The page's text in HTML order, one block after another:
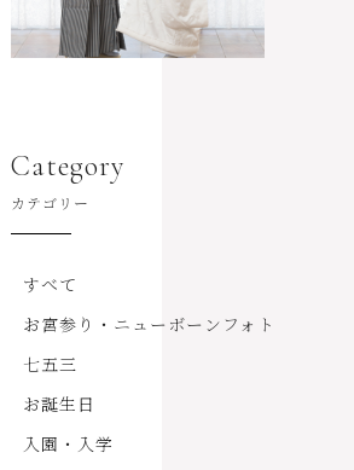
Category
カテゴリー
すべて
お宮参り・ニューボーンフォト
七五三
お誕生日
入園・入学